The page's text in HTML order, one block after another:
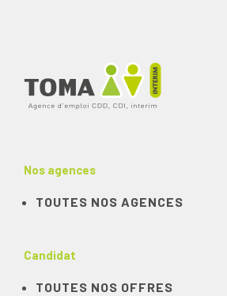
Nos agences
TOUTES NOS AGENCES
Candidat
TOUTES NOS OFFRES